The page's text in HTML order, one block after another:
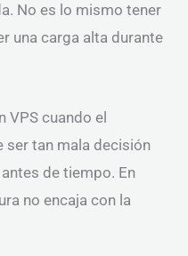
No es lo mismo tener
una carga alta durante
VPS cuando el
ser tan mala decisión
de tiempo. En
no encaja con la